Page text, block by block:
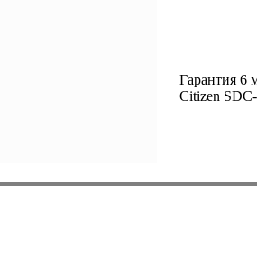
Гарантия 6
Citizen